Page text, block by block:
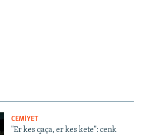
CEMİYET
"Er kes qaça, er kes kete": cenk